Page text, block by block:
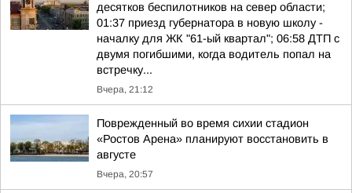
десятков беспилотников на север области;
01:37 приезд губернатора в новую школу -
началку для ЖК "61-ый квартал"; 06:58 ДТП с
двумя погибшими, когда водитель попал на
встречку...
Вчера, 21:12
Поврежденный во время сихии стадион
«Ростов Арена» планируют восстановить в
августе
Вчера, 20:57